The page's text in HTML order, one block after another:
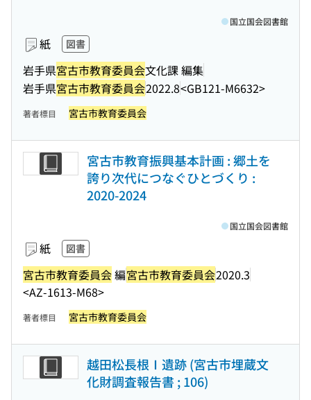
紙 図書
岩手県宮古市教育委員会文化課 編集
岩手県宮古市教育委員会2022.8<GB121-M6632>
国立国会図書館
著者標目 宮古市教育委員会
宮古市教育振興基本計画 : 郷土を
誇り次代につなぐひとづくり :
2020-2024
紙 図書
宮古市教育委員会編宮古市教育委員会2020.3
<AZ-1613-M68>
国立国会図書館
著者標目 宮古市教育委員会
越田松長根Ⅰ遺跡 (宮古市埋蔵文
化財調査報告書 ; 106)